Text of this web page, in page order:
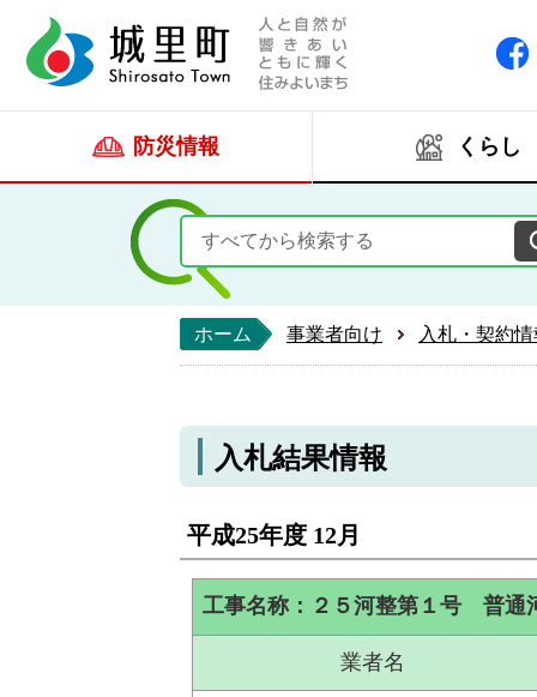
防災情報 くらし
ホーム 事業者向け 入札・契約
入札結果情報
平成25年度 12月
工事名称：２５河整第１号 普
業者名